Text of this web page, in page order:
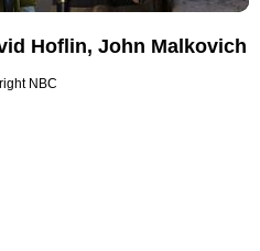
Hoflin, John Malkovich
NBC